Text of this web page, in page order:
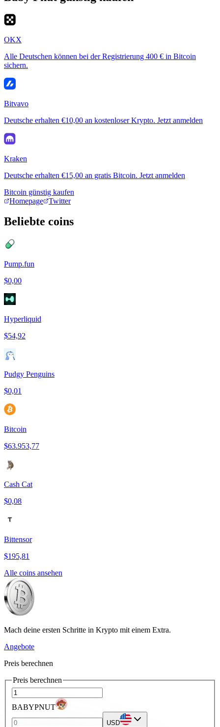
OKX
Alle Deutschen können bei der Registrierung 400 € in Bitcoin
sichern.
Bitvavo
Deutsche erhalten €10,00 an kostenloser Krypto. Jetzt anmelden
Kraken
Deutsche erhalten €15,00 an gratis Bitcoin. Jetzt anmelden
Bitcoin günstig kaufen
Homepage
Twitter
Beliebte coins
Pump.fun
$0,00
Hyperliquid
$54,92
Pudgy Penguins
$0,01
Bitcoin
$63.953,77
Cash Cat
$0,08
Bittensor
$195,81
Alle coins ansehen
Mach deine ersten Schritte in Krypto mit einem Extra.
Angebote
Preis berechnen
Preis berechnen
BABYPNUT
USD